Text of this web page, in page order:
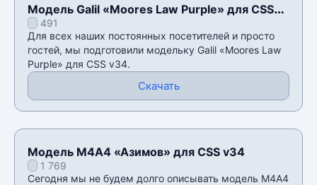
Модель Galil «Moores Law Purple» для CSS
v34491
Для всех наших постоянных посетителей и просто
гостей, мы подготовили модельку Galil «Moores Law
Purple» для CSS v34.
Скачать
Модель М4А4 «Азимов» для CSS v34
1 769
Сегодня мы не будем долго описывать модель М4А4